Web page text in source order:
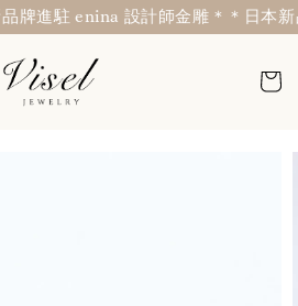
牌進駐 enina 設計師金雕＊ ＊日本新